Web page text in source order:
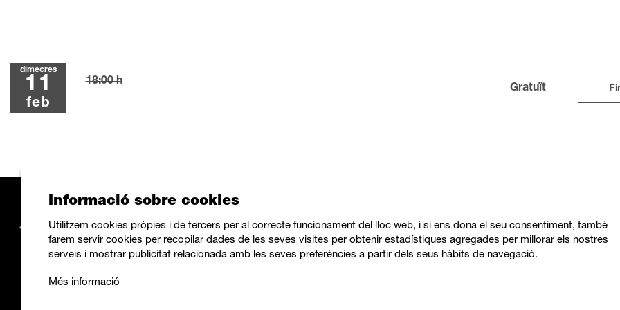
dimecres
11
feb
18:00 h
Gratuït
Informació sobre cookies
Utilitzem cookies pròpies i de tercers per al correcte funcionament del lloc web, i si ens dona el seu consentiment, també
farem servir cookies per recopilar dades de les seves visites per obtenir estadístiques agregades per millorar els nostres
serveis i mostrar publicitat relacionada amb les seves preferències a partir dels seus hàbits de navegació.
Més informació